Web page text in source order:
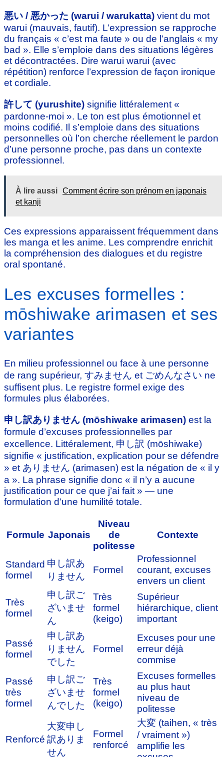
悪い / 悪かった (warui / warukatta) vient du mot
warui (mauvais, fautif). L’expression se rapproche
du français « c’est ma faute » ou de l’anglais « my
bad ». Elle s’emploie dans des situations légères
et décontractées. Dire warui warui (avec
répétition) renforce l’expression de façon ironique
et cordiale.
許して (yurushite) signifie littéralement «
pardonne-moi ». Le ton est plus émotionnel et
moins codifié. Il s’emploie dans des situations
personnelles où l’on cherche réellement le pardon
d’une personne proche, pas dans un contexte
professionnel.
À lire aussi Comment écrire son prénom en japonais
et kanji
Ces expressions apparaissent fréquemment dans
les manga et les anime. Les comprendre enrichit
la compréhension des dialogues et du registre
oral spontané.
Les excuses formelles :
mōshiwake arimasen et ses
variantes
En milieu professionnel ou face à une personne
de rang supérieur, すみません et ごめんなさい ne
suffisent plus. Le registre formel exige des
formules plus élaborées.
申し訳ありません (mōshiwake arimasen) est la
formule d’excuses professionnelles par
excellence. Littéralement, 申し訳 (mōshiwake)
signifie « justification, explication pour se défendre
» et ありません (arimasen) est la négation de « il y
a ». La phrase signifie donc « il n’y a aucune
justification pour ce que j’ai fait » — une
formulation d’une humilité totale.
Formule Japonais
Niveau
de
politesse
Contexte
Standard
formel
申し訳あ
りません
Formel
Professionnel
courant, excuses
envers un client
Très
formel
申し訳ご
ざいませ
ん
Très
formel
(keigo)
Supérieur
hiérarchique, client
important
Passé
formel
申し訳あ
りません
でした
Formel
Excuses pour une
erreur déjà
commise
Passé
très
formel
申し訳ご
ざいませ
んでした
Très
formel
(keigo)
Excuses formelles
au plus haut
niveau de
politesse
Renforcé
大変申し
訳ありま
せん
Formel
renforcé
大変 (taihen, « très
/ vraiment »)
amplifie les